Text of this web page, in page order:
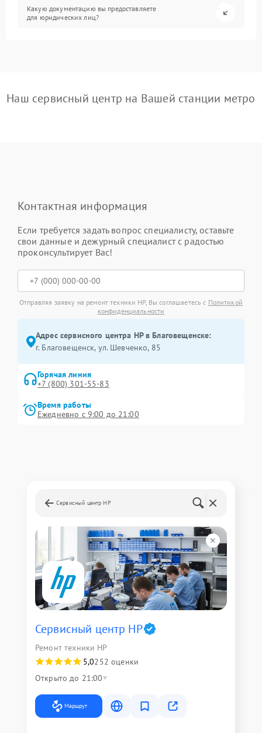
Какую документацию вы предоставляете
для юридических лиц?
Наш сервисный центр на Вашей станции метро
Контактная информация
Если требуется задать вопрос специалисту, оставьте
свои данные и дежурный специалист с радостью
проконсультирует Вас!
Отправляя заявку на ремонт техники HP, Вы соглашаетесь с Политикой
конфиденциальности
Адрес сервисного центра HP в Благовещенске:
г. Благовещенск, ул. Шевченко, 85
Горячая линия
+7 (800) 301-55-83
Время работы
Ежедневно с 9:00 до 21:00
Сервисный центр HP
Сервисный центр HP
Ремонт техники HP
5,0252 оценки
Открыто до 21:00
Маршрут